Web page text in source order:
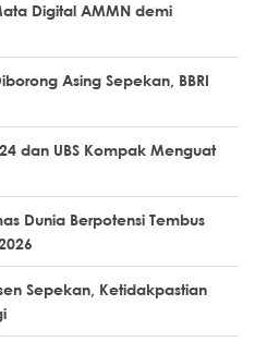
Digital AMMN demi
Asing Sepekan, BBRI
dan UBS Kompak Menguat
Dunia Berpotensi Tembus
Sepekan, Ketidakpastian